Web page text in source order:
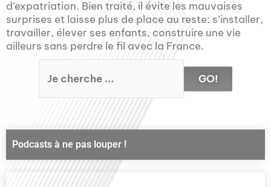
d’expatriation. Bien traité, il évite les mauvaises
surprises et laisse plus de place au reste: s’installer,
travailler, élever ses enfants, construire une vie
ailleurs sans perdre le fil avec la France.
GO!
Podcasts à ne pas louper !